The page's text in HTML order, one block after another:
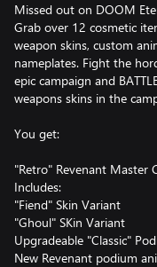
Missed out on DOOM
Grab over 12 cosmetic
weapon skins, custom
nameplates. Fight the
epic campaign and
weapons skins in the
You get:
"Retro" Revenant Master
Includes:
"Fiend" Skin Variant
"Ghoul" SKin Variant
Upgradeable "Classic"
New Revenant podium